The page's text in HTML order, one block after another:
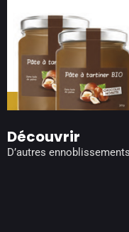
Découvrir
D’autres ennoblissements